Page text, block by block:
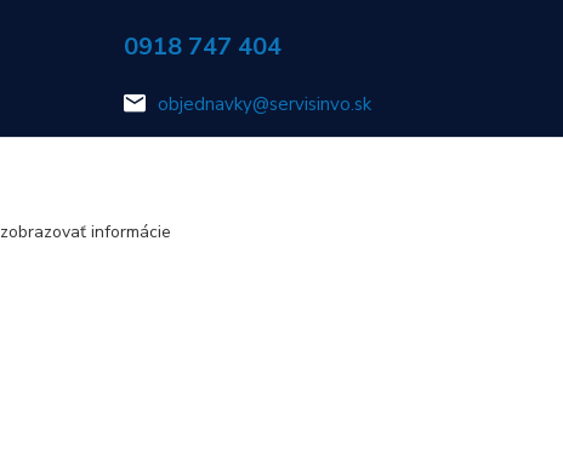
0918 747 404
objednavky@servisinvo.sk
informácie